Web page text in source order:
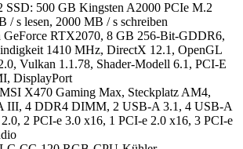
SSD: 500 GB Kingsten A2000 PCIe M.2
/ s lesen, 2000 MB / s schreiben
RTX2070, 8 GB 256-Bit-GDDR6,
1410 MHz, DirectX 12.1, OpenGL
Vulkan 1.1.78, Shader-Modell 6.1, PCI-E
DisplayPort
X470 Gaming Max, Steckplatz AM4,
III, 4 DDR4 DIMM, 2 USB-A 3.1, 4 USB-A
2 PCI-e 3.0 x16, 1 PCI-e 2.0 x16, 3 PCI-e